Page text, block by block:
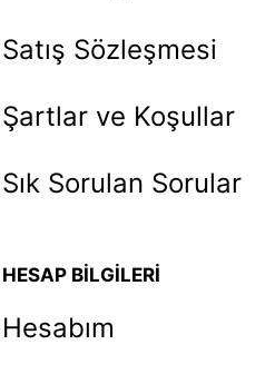
Satış Sözleşmesi
Şartlar ve Koşullar
Sık Sorulan Sorular
HESAP BİLGİLERİ
Hesabım